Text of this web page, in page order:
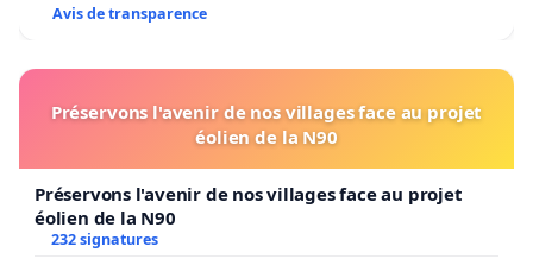
Avis de transparence
Préservons l'avenir de nos villages face au projet
éolien de la N90
Préservons l'avenir de nos villages face au projet
éolien de la N90
232 signatures